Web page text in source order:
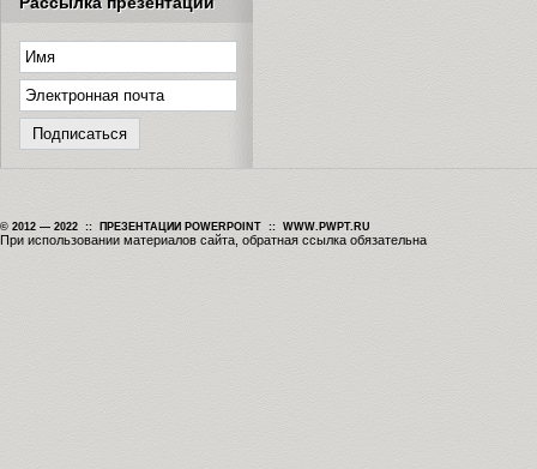
© 2012 — 2022 :: ПРЕЗЕНТАЦИИ POWERPOINT :: WWW.PWPT.RU
При использовании материалов сайта, обратная ссылка обязательна